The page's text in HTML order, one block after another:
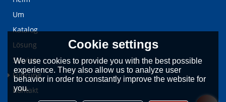
Um
Katalog
Lösung
Service
Führung
Kontakt
Cookie settings
We use cookies to provide you with the best possible
experience. They also allow us to analyze user
behavior in order to constantly improve the website for
you.